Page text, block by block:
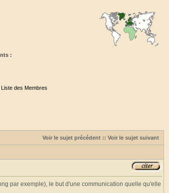
:
Liste des Membres
Voir le sujet précédent :: Voir le sujet suivant
par exemple), le but d'une communication quelle qu'elle